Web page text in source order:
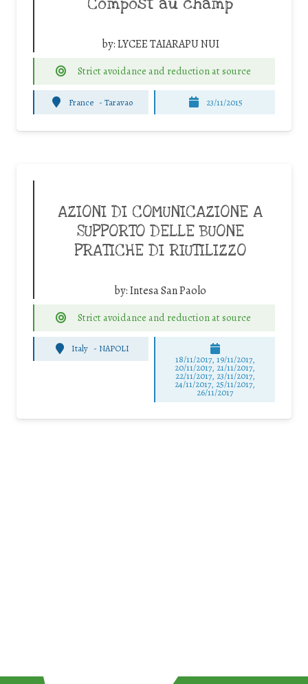
Compost au champ
by:LYCEE TAIARAPU NUI
Strict avoidance and reduction at source
France - Taravao 23/11/2015
AZIONI DI COMUNICAZIONE A
SUPPORTO DELLE BUONE
PRATICHE DI RIUTILIZZO
by:Intesa San Paolo
Strict avoidance and reduction at source
Italy - NAPOLI
18/11/2017, 19/11/2017,
20/11/2017, 21/11/2017,
22/11/2017, 23/11/2017,
24/11/2017, 25/11/2017,
26/11/2017